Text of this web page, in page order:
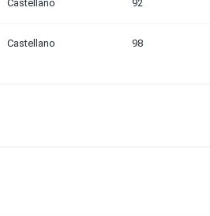
Castellano 92
Castellano 98